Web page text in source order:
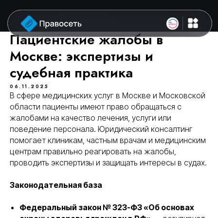
Пациентские жалобы в
Москве: экспертизы и
судебная практика
06.11.2025
В сфере медицинских услуг в Москве и Московской
области пациенты имеют право обращаться с
жалобами на качество лечения, услуги или
поведение персонала. Юридический консалтинг
помогает клиникам, частным врачам и медицинским
центрам правильно реагировать на жалобы,
проводить экспертизы и защищать интересы в судах.
Законодательная база
Федеральный закон № 323-ФЗ «Об основах